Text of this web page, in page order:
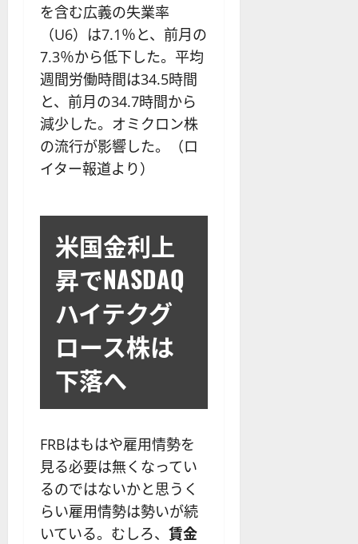
を含む広義の失業率
（U6）は7.1％と、前月の
7.3％から低下した。平均
週間労働時間は34.5時間
と、前月の34.7時間から
減少した。オミクロン株
の流行が影響した。（ロ
イター報道より）
米国金利上
昇でNASDAQ
ハイテクグ
ロース株は
下落へ
FRBはもはや雇用情勢を
見る必要は無くなってい
るのではないかと思うく
らい雇用情勢は勢いが続
いている。むしろ、 賃金